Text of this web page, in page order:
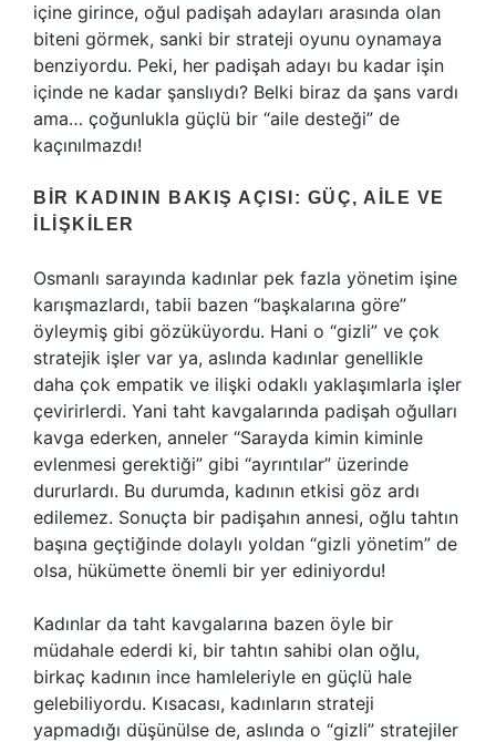
içine girince, oğul padişah adayları arasında olan
biteni görmek, sanki bir strateji oyunu oynamaya
benziyordu. Peki, her padişah adayı bu kadar işin
içinde ne kadar şanslıydı? Belki biraz da şans vardı
ama… çoğunlukla güçlü bir “aile desteği” de
kaçınılmazdı!
BIR KADININ BAKIŞ AÇISI: GÜÇ, AILE VE
İLIŞKILER
Osmanlı sarayında kadınlar pek fazla yönetim işine
karışmazlardı, tabii bazen “başkalarına göre”
öyleymiş gibi gözüküyordu. Hani o “gizli” ve çok
stratejik işler var ya, aslında kadınlar genellikle
daha çok empatik ve ilişki odaklı yaklaşımlarla işler
çevirirlerdi. Yani taht kavgalarında padişah oğulları
kavga ederken, anneler “Sarayda kimin kiminle
evlenmesi gerektiği” gibi “ayrıntılar” üzerinde
dururlardı. Bu durumda, kadının etkisi göz ardı
edilemez. Sonuçta bir padişahın annesi, oğlu tahtın
başına geçtiğinde dolaylı yoldan “gizli yönetim” de
olsa, hükümette önemli bir yer ediniyordu!
Kadınlar da taht kavgalarına bazen öyle bir
müdahale ederdi ki, bir tahtın sahibi olan oğlu,
birkaç kadının ince hamleleriyle en güçlü hale
gelebiliyordu. Kısacası, kadınların strateji
yapmadığı düşünülse de, aslında o “gizli” stratejiler